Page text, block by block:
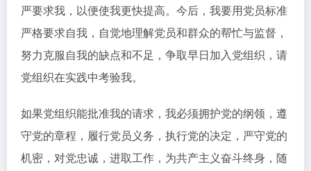
严要求我，以便使我更快提高。今后，我要用党员标准
严格要求自我，自觉地理解党员和群众的帮忙与监督，
努力克服自我的缺点和不足，争取早日加入党组织，请
党组织在实践中考验我。
如果党组织能批准我的请求，我必须拥护党的纲领，遵
守党的章程，履行党员义务，执行党的决定，严守党的
机密，对党忠诚，进取工作，为共产主义奋斗终身，随